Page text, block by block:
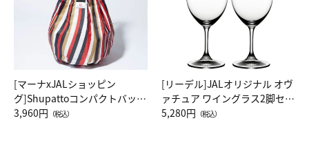
[マーナxJALショッピン
グ]Shupattoコンパクトバッグ
Drop JAL客室乗務員（LC）ス
3,960円 （税込）
[リーデル]JALオリジナル オヴ
ァチュア ワイングラス2脚セッ
ト（レッドワイン）
5,280円 （税込）